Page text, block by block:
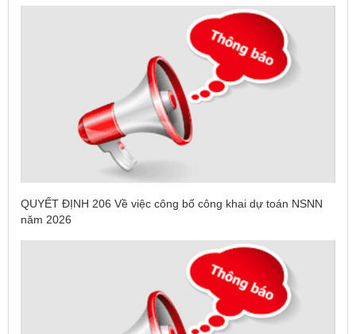
QUYẾT ĐỊNH 206 Về việc công bố công khai dự toán NSNN
năm 2026